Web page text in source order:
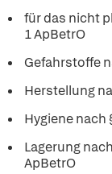
für das nicht
1 ApBetrO
Gefahrstoffe
Herstellung
Hygiene nach
Lagerung
ApBetrO